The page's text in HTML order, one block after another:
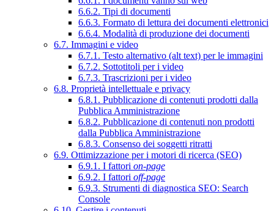
6.6.2. Tipi di documenti
6.6.3. Formato di lettura dei documenti elettronici
6.6.4. Modalità di produzione dei documenti
6.7. Immagini e video
6.7.1. Testo alternativo (alt text) per le immagini
6.7.2. Sottotitoli per i video
6.7.3. Trascrizioni per i video
6.8. Proprietà intellettuale e privacy
6.8.1. Pubblicazione di contenuti prodotti dalla
Pubblica Amministrazione
6.8.2. Pubblicazione di contenuti non prodotti
dalla Pubblica Amministrazione
6.8.3. Consenso dei soggetti ritratti
6.9. Ottimizzazione per i motori di ricerca (SEO)
6.9.1. I fattori on-page
6.9.2. I fattori off-page
6.9.3. Strumenti di diagnostica SEO: Search
Console